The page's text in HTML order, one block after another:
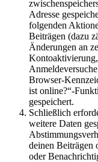
Adresse
folgenden
Beiträgen (dazu
Änderungen an
Browser-
ist online?“-
gespeichert.
Schließlich
weitere Daten
deinen Beiträgen
oder